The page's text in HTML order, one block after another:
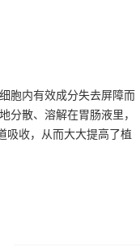
胞内有效成分失去屏障而
分散、溶解在胃肠液里，
吸收，从而大大提高了植